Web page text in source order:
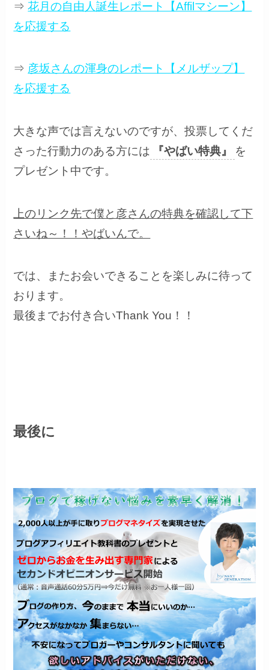
⇒花月の自由人誕生レポート【Affilマシーン】
を応援する
⇒ 彦坂さんの渾身のレポート【メルザップ】
を応援する
大きな声では言えないのですが、投票してくだ
さった行動力のある方には
『やばい特典』
を
プレゼント中です。
上のリンク先で僕と彦さんの特典を確認して下
さいね～！！やばいんで。
では、またお会いできることを楽しみに待って
おります。
最後までお付き合いThank You！！
最後に